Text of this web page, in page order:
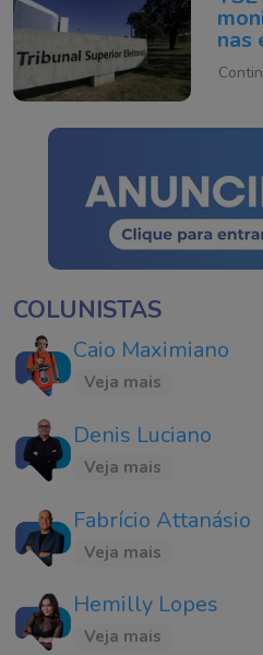
nas
COLUNISTAS
Caio Maximiano
Veja mais
Denis Luciano
Veja mais
Fabrício Attanásio
Veja mais
Hemilly Lopes
Veja mais